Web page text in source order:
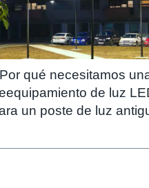
Por qué necesitamos
de luz
un poste de luz